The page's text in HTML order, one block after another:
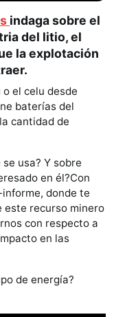
indaga sobre el
del litio, el
la explotación
el celu desde
baterías del
cantidad de
usa? Y sobre
en él?Con
donde te
este recurso minero
con respecto a
en las
de energía?